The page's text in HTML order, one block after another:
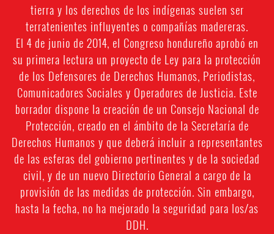
tierra y los derechos de los indígenas suelen ser
terratenientes influyentes o compañías madereras.
El 4 de junio de 2014, el Congreso hondureño aprobó en
su primera lectura un proyecto de Ley para la protección
de los Defensores de Derechos Humanos, Periodistas,
Comunicadores Sociales y Operadores de Justicia. Este
borrador dispone la creación de un Consejo Nacional de
Protección, creado en el ámbito de la Secretaría de
Derechos Humanos y que deberá incluir a representantes
de las esferas del gobierno pertinentes y de la sociedad
civil, y de un nuevo Directorio General a cargo de la
provisión de las medidas de protección. Sin embargo,
hasta la fecha, no ha mejorado la seguridad para los/as
DDH.